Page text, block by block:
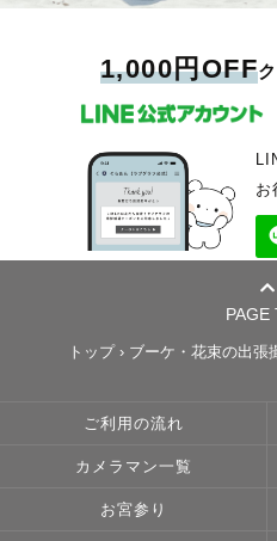
1,000円OFF
お
PAGE
トップ› ブーケ・花束の出張
ご利用の流れ
カメラマン一覧
お宮参り